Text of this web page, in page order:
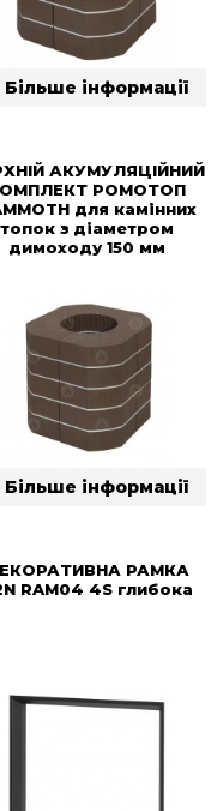
Більше інформації
АКУМУЛЯЦІЙНИЙ
РОМОТОП
для камінних
топок з діаметром
димоходу 150 мм
Більше інформації
РАМКА
RAM04 4S глибока